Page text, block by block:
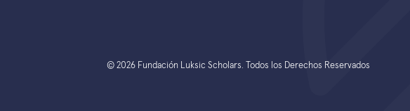
© 2026 Fundación Luksic Scholars. Todos los Derechos Reservados